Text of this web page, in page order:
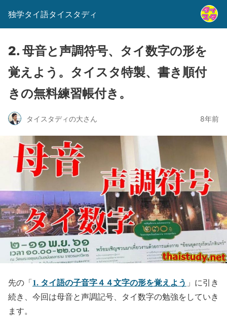
独学タイ語タイスタディ
2. 母音と声調符号、タイ数字の形を
覚えよう。タイスタ特製、書き順付
きの無料練習帳付き。
タイスタディの大さん 8年前
先の「1. タイ語の子音字４４文字の形を覚えよう 」に引き
続き、今回は母音と声調記号、タイ数字の勉強をしていき
ます。